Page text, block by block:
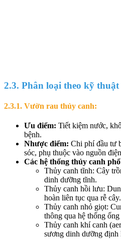
2.3. Phân loại theo kỹ
2.3.1. Vườn rau thủy canh:
Ưu điểm: Tiết kiệm nước,
bệnh.
Nhược điểm: Chi phí đầu tư
sóc, phụ thuộc vào nguồn
Các hệ thống thủy canh
Thủy canh tĩnh: Cây
dinh dưỡng tĩnh.
Thủy canh hồi lưu:
hoàn liên tục qua rễ cây.
Thủy canh nhỏ giọt:
thông qua hệ thống
Thủy canh khí canh
sương dinh dưỡng định